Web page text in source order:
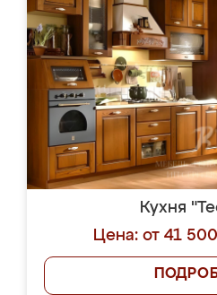
Кухня
Цена: от 41